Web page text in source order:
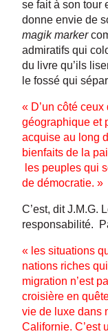
se fait à son tour
donne envie de
magik marker
admiratifs qui
du livre qu’ils
le fossé qui
« D’un côté
géographique et
acquise au long
bienfaits de la
les peuples qui
de démocratie. »
C’est, dit J.M.G.
responsabilité.
« les situations
nations riches
migration n’est
croisière en
vie de luxe dans
Californie. C’est